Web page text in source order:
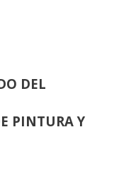
DEL
PINTURA Y